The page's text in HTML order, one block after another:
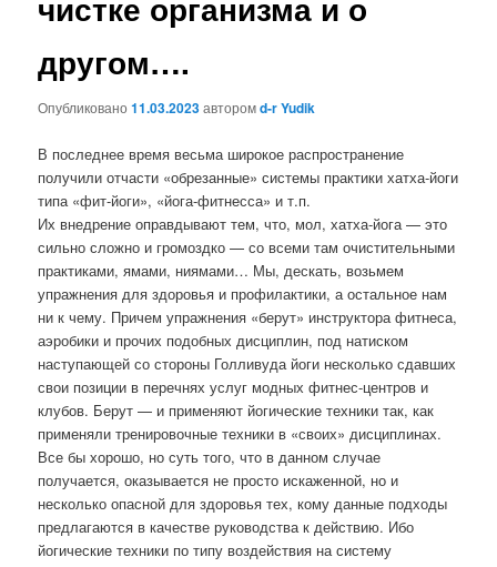
другом….
Опубликовано11.03.2023авторомd-r Yudik
В последнее время весьма широкое распространение
получили отчасти «обрезанные» системы практики хатха-йоги
типа «фит-йоги», «йога-фитнесса» и т.п.
Их внедрение оправдывают тем, что, мол, хатха-йога — это
сильно сложно и громоздко — со всеми там очистительными
практиками, ямами, ниямами… Мы, дескать, возьмем
упражнения для здоровья и профилактики, а остальное нам
ни к чему. Причем упражнения «берут» инструктора фитнеса,
аэробики и прочих подобных дисциплин, под натиском
наступающей со стороны Голливуда йоги несколько сдавших
свои позиции в перечнях услуг модных фитнес-центров и
клубов. Берут — и применяют йогические техники так, как
применяли тренировочные техники в «своих» дисциплинах.
Все бы хорошо, но суть того, что в данном случае
получается, оказывается не просто искаженной, но и
несколько опасной для здоровья тех, кому данные подходы
предлагаются в качестве руководства к действию. Ибо
йогические техники по типу воздействия на систему